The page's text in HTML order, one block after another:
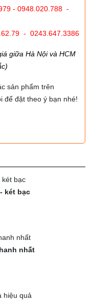
- 0948.020.788 -
- 0243.647.3386
giữa Hà Nội và HCM
sản phẩm trên
để đặt theo ý bạn nhé!
két bạc
nhất